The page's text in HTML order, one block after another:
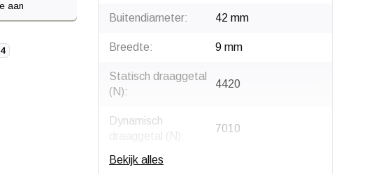
aan
Buitendiameter: 42 mm
Breedte: 9 mm
Statisch draaggetal
(N):
4420
Dynamisch
7010
Grenstoerental
Bekijk alles